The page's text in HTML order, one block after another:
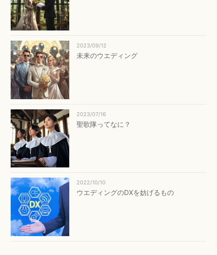
2023/09/12
未来のウエディング
2023/07/16
聖歌隊ってなに？
2022/10/10
ウエディングのDXを妨げるもの